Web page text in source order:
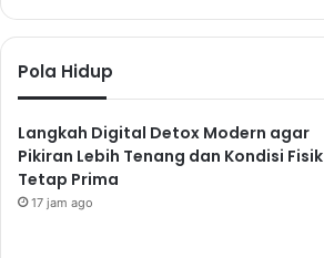
Pola Hidup
Langkah Digital Detox Modern agar
Pikiran Lebih Tenang dan Kondisi Fisik
Tetap Prima
17 jam ago